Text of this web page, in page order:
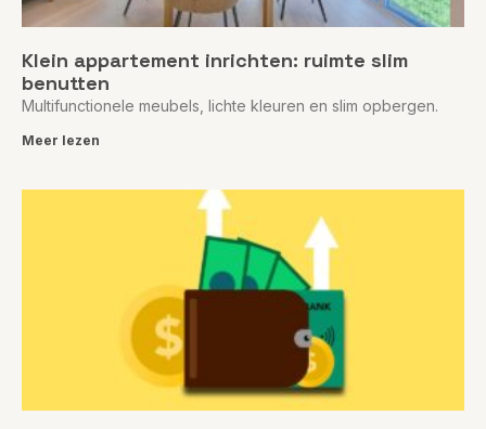
Klein appartement inrichten: ruimte slim
benutten
Multifunctionele meubels, lichte kleuren en slim opbergen.
Meer lezen